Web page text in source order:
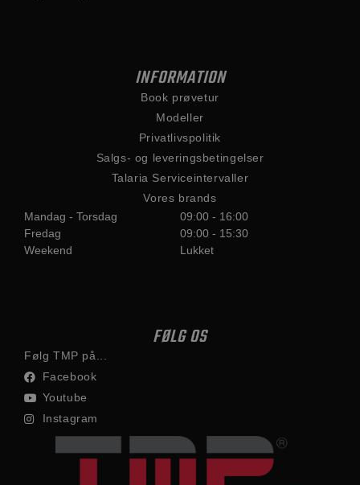
INFORMATION
Book prøvetur
Modeller
Privatlivspolitik
Salgs- og leveringsbetingelser
Talaria Serviceintervaller
Vores brands
Mandag - Torsdag
09:00 - 16:00
Fredag
09:00 - 15:30
Weekend
Lukket
FØLG OS
Følg TMP på...
Facebook
Youtube
Instagram